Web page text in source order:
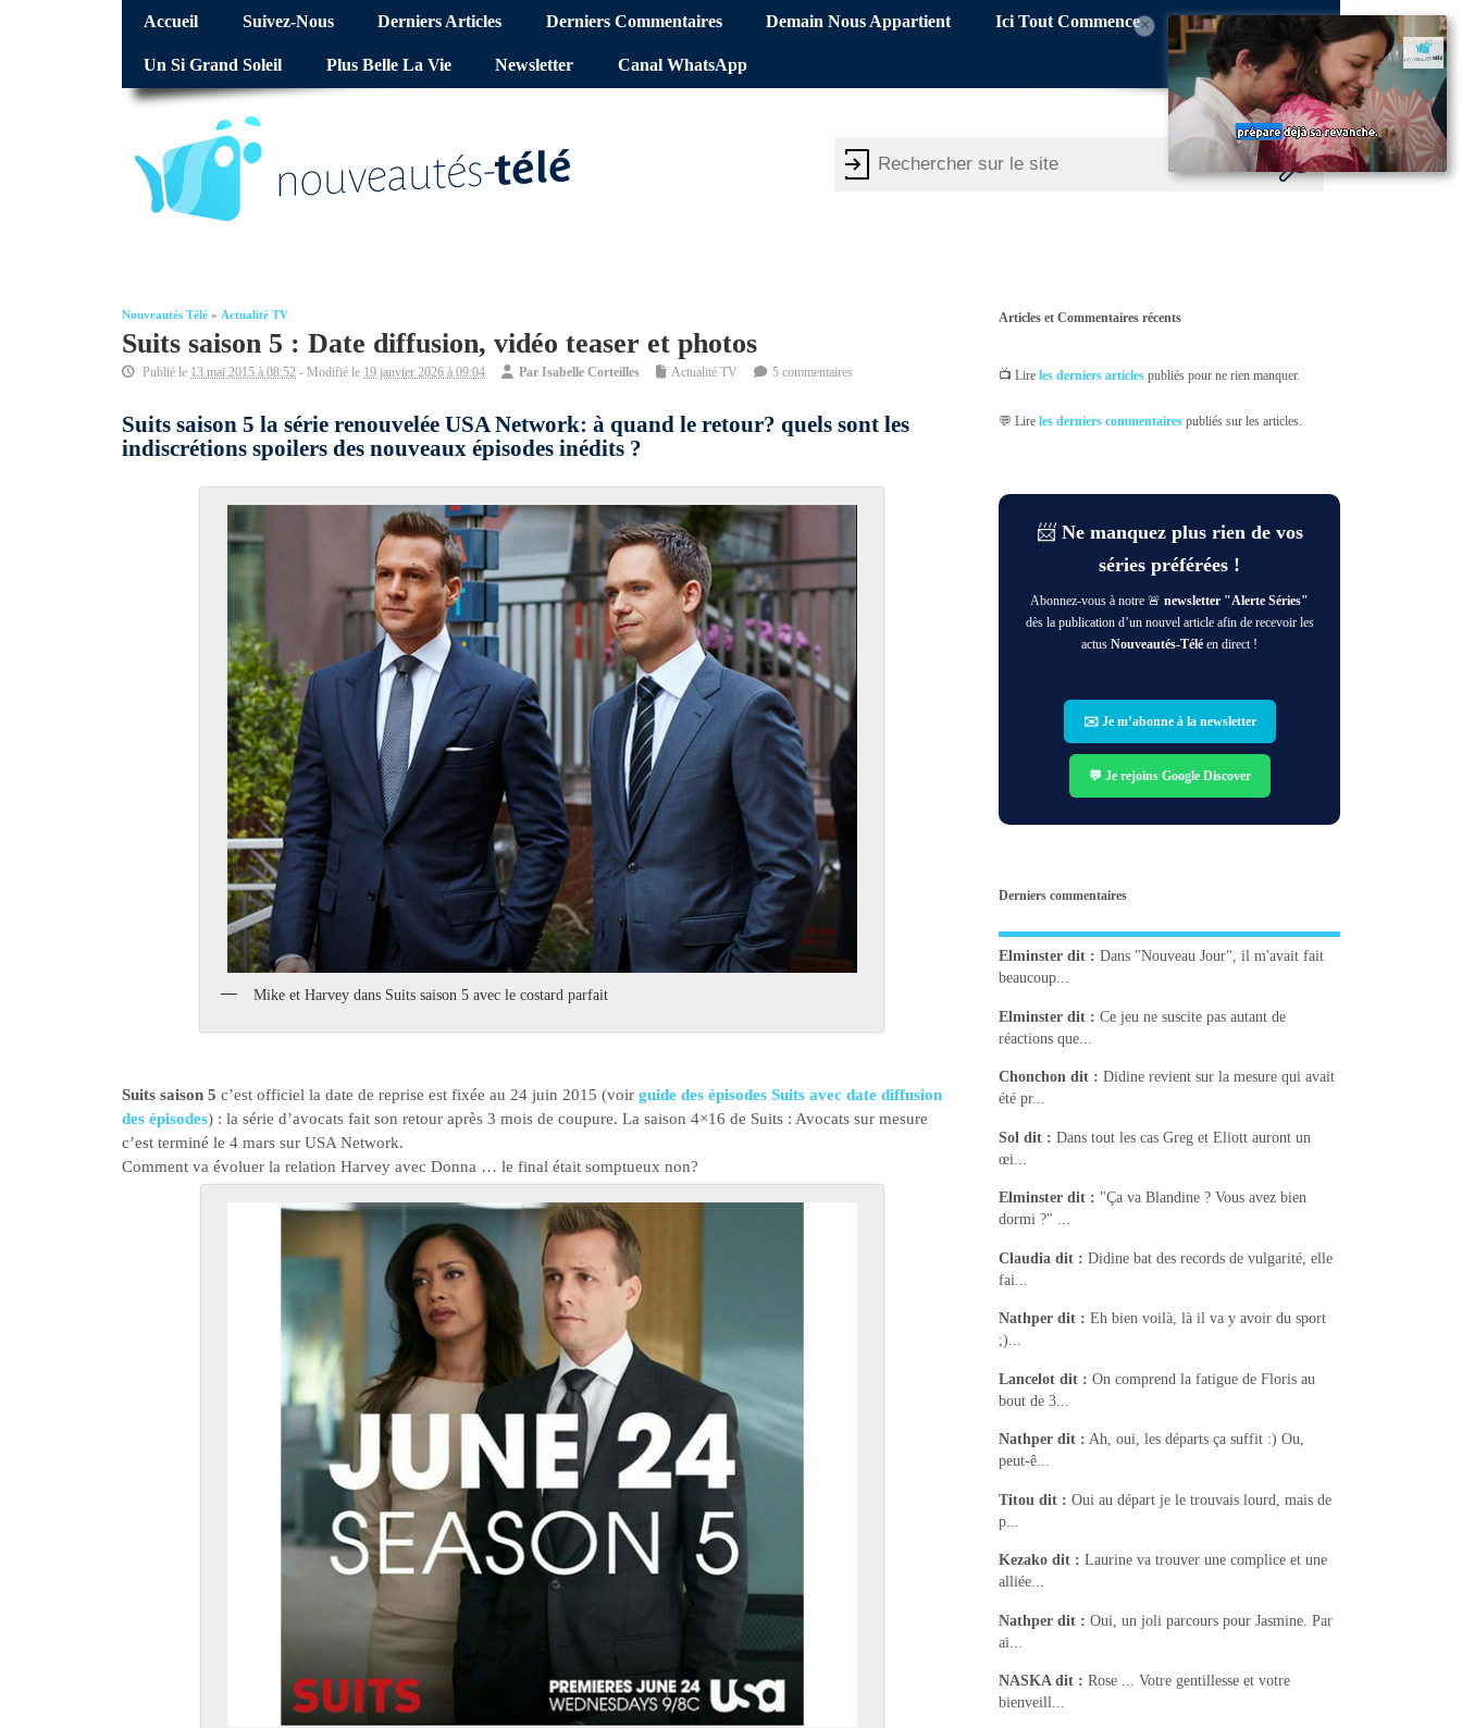
Accueil Suivez-Nous Derniers Articles Derniers Commentaires Demain Nous Appartient Ici Tout Commence
Un Si Grand Soleil Plus Belle La Vie Newsletter Canal WhatsApp
Nouveautés Télé » Actualité TV
Suits saison 5 : Date diffusion, vidéo teaser et photos
Publié le 13 mai 2015 à 08:52 - Modifié le 19 janvier 2026 à 09:04 Par Isabelle Corteilles Actualité TV 5 commentaires
Suits saison 5 la série renouvelée USA Network: à quand le retour? quels sont les
indiscrétions spoilers des nouveaux épisodes inédits ?
Mike et Harvey dans Suits saison 5 avec le costard parfait
Suits saison 5 c’est officiel la date de reprise est fixée au 24 juin 2015 (voir guide des épisodes Suits avec date diffusion
des épisodes) : la série d’avocats fait son retour après 3 mois de coupure. La saison 4×16 de Suits : Avocats sur mesure
c’est terminé le 4 mars sur USA Network.
Comment va évoluer la relation Harvey avec Donna … le final était somptueux non?
×
Articles et Commentaires récents
📺 Lireles derniers articles publiés pour ne rien manquer.
💬 Lireles derniers commentaires publiés sur les articles.
📨 Ne manquez plus rien de vos
séries préférées !
Abonnez-vous à notre 🚨newsletter "Alerte Séries"
dès la publication d’un nouvel article afin de recevoir les
actusNouveautés-Télé en direct !
✉️ Je m’abonne à la newsletter
💬 Je rejoins Google Discover
Derniers commentaires
Elminster dit : Dans "Nouveau Jour", il m'avait fait
beaucoup...
Elminster dit : Ce jeu ne suscite pas autant de
réactions que...
Chonchon dit : Didine revient sur la mesure qui avait
été pr...
Sol dit : Dans tout les cas Greg et Eliott auront un
œi...
Elminster dit : "Ça va Blandine ? Vous avez bien
dormi ?" ...
Claudia dit : Didine bat des records de vulgarité, elle
fai...
Nathper dit : Eh bien voilà, là il va y avoir du sport
;)...
Lancelot dit : On comprend la fatigue de Floris au
bout de 3...
Nathper dit : Ah, oui, les départs ça suffit :) Ou,
peut-ê...
Titou dit : Oui au départ je le trouvais lourd, mais de
p...
Kezako dit : Laurine va trouver une complice et une
alliée...
Nathper dit : Oui, un joli parcours pour Jasmine. Par
ai...
NASKAdit : Rose ... Votre gentillesse et votre
bienveill...